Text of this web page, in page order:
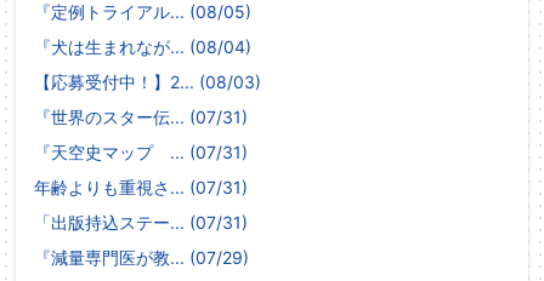
『定例トライアル... (08/05)
『犬は生まれなが... (08/04)
【応募受付中！】2... (08/03)
『世界のスター伝... (07/31)
『天空史マップ ... (07/31)
年齢よりも重視さ... (07/31)
「出版持込ステー... (07/31)
『減量専門医が教... (07/29)